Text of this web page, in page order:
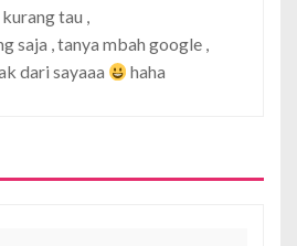
tau ,
saja , tanya mbah google ,
dari sayaaa
haha